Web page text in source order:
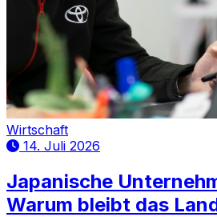
Wirtschaft
14. Juli 2026
Japanische
Warum bleibt das